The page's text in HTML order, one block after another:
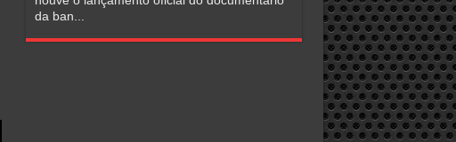
da ban...